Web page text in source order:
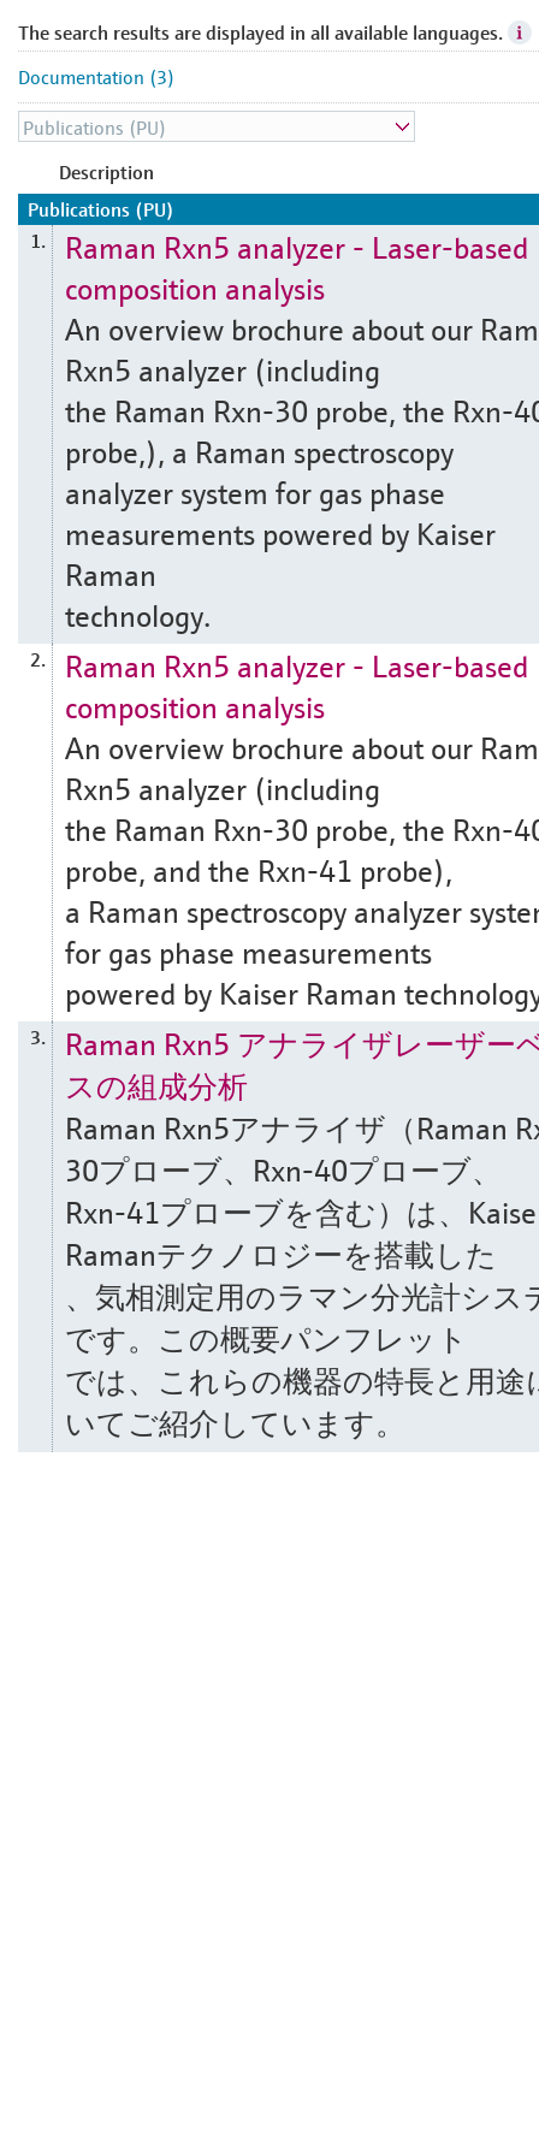
The search results are displayed in all available languages.
Documentation (3)
Description
Publications (PU)
1.
Raman Rxn5 analyzer - Laser-based
composition analysis
An overview brochure about our
Rxn5 analyzer (including
the Raman Rxn-30 probe, the Rxn-
probe,), a Raman spectroscopy
analyzer system for gas phase
measurements powered by Kaiser
Raman
technology.
2.
Raman Rxn5 analyzer - Laser-based
composition analysis
An overview brochure about our
Rxn5 analyzer (including
the Raman Rxn-30 probe, the Rxn-
probe, and the Rxn-41 probe),
a Raman spectroscopy analyzer
for gas phase measurements
powered by Kaiser Raman
3.
Raman Rxn5 アナライザレーザー
スの組成分析
Raman Rxn5アナライザ（Raman
30プローブ、Rxn-40プローブ、
Rxn-41プローブを含む）は、
Ramanテクノロジーを搭載した
、気相測定用のラマン分光計シス
です。この概要パンフレット
では、これらの機器の特長と用途
いてご紹介しています。